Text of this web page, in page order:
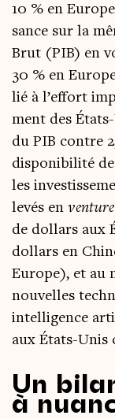
10 % en
sance sur la
Brut (PIB) en
30 % en
lié à l’ef­fort
ment des
du PIB contre
dis­po­ni­bi­li­té
les
levés en
de dol­lars aux
dol­lars en
Europe), et au
nou­velles
intel­li­gence
aux États-Unis
Un
à